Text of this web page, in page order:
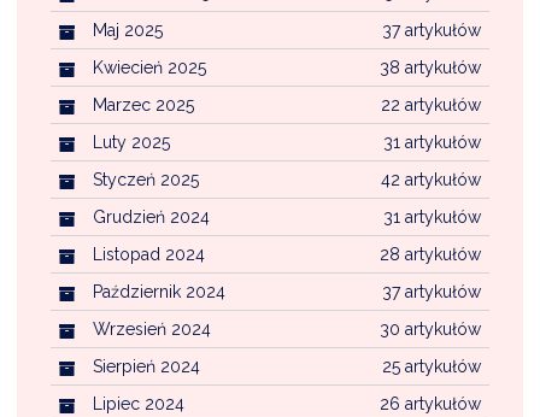
37 artykułów
Maj 2025
38 artykułów
Kwiecień 2025
22 artykułów
Marzec 2025
31 artykułów
Luty 2025
42 artykułów
Styczeń 2025
31 artykułów
Grudzień 2024
28 artykułów
Listopad 2024
37 artykułów
Październik 2024
30 artykułów
Wrzesień 2024
25 artykułów
Sierpień 2024
26 artykułów
Lipiec 2024